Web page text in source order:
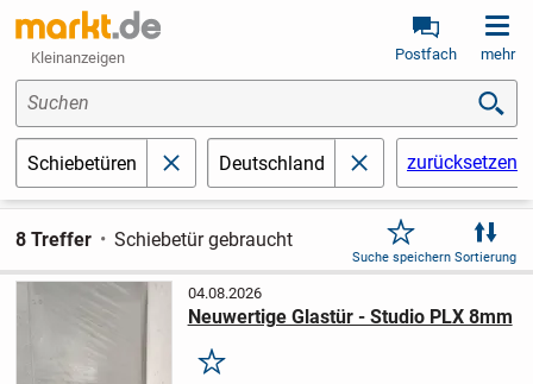
Kleinanzeigen Postfach mehr
Suchen
Schiebetüren schließenDeutschland schließenzurücksetzen
8 Treffer Schiebetür gebraucht
Suche speichern Sortierung
04.08.2026
Neuwertige Glastür - Studio PLX 8mm
Merken